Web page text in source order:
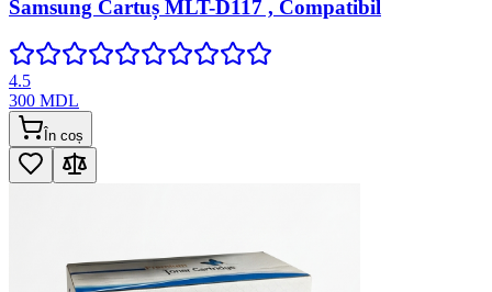
Samsung Cartuș MLT-D117 , Compatibil
4.5
300 MDL
În coș